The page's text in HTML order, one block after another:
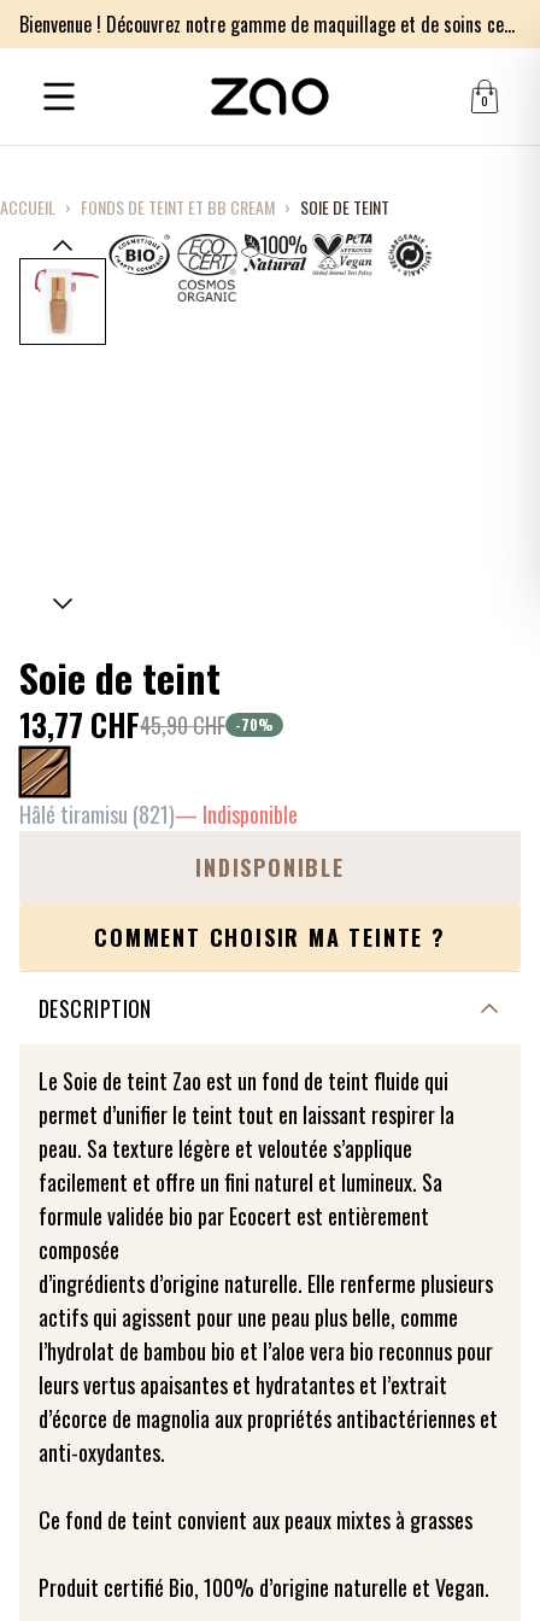
Bienvenue ! Découvrez notre gamme de maquillage et de soins certifiés bio.
0
ACCUEIL › FONDS DE TEINT ET BB CREAM › SOIE DE TEINT
Soie de teint
13,77 CHF45,90 CHF -70%
Hâlé tiramisu (821)— Indisponible
INDISPONIBLE
COMMENT CHOISIR MA TEINTE ?
DESCRIPTION
Le Soie de teint Zao est un fond de teint fluide qui
permet d’unifier le teint tout en laissant respirer la
peau. Sa texture légère et veloutée s’applique
facilement et offre un fini naturel et lumineux. Sa
formule validée bio par Ecocert est entièrement
composée
d’ingrédients d’origine naturelle. Elle renferme plusieurs
actifs qui agissent pour une peau plus belle, comme
l’hydrolat de bambou bio et l’aloe vera bio reconnus pour
leurs vertus apaisantes et hydratantes et l’extrait
d’écorce de magnolia aux propriétés antibactériennes et
anti-oxydantes.
Ce fond de teint convient aux peaux mixtes à grasses
Produit certifié Bio, 100% d’origine naturelle et Vegan.